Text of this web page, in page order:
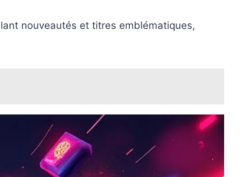
nouveautés et titres emblématiques,